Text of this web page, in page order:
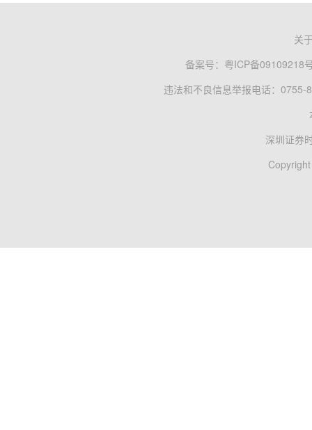
关
备案号： 粤ICP备09109218
违法和不良信息举报电话：0755-
深圳证券